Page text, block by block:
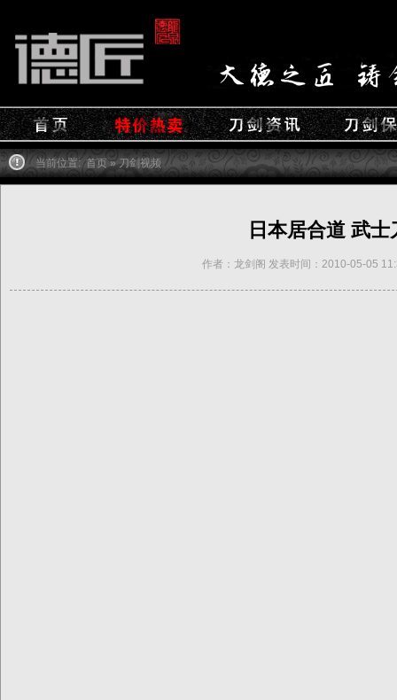
当前位置: 首页»刀剑视频
日本居合道 武士
作者：龙剑阁 发表时间：2010-05-05